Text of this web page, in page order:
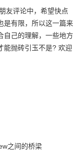
友评论中，希望快点
是有限，所以这一篇来
自己的理解，一些地方
能抛砖引玉不是? 欢迎
之间的桥梁